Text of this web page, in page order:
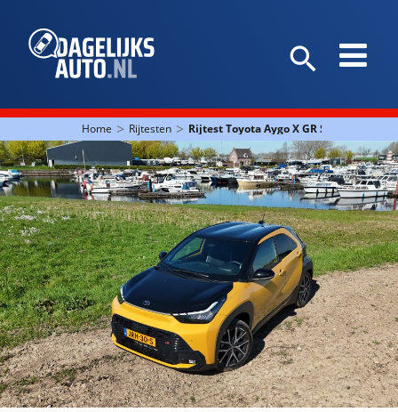
Home > Rijtesten > Rijtest Toyota Aygo X GR Sport: